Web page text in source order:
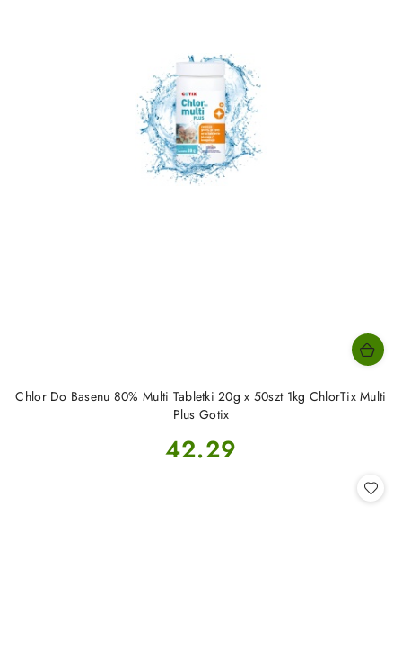
Chlor Do Basenu 80% Multi Tabletki 20g x 50szt 1kg ChlorTix Multi
Plus Gotix
Cena:
42.29